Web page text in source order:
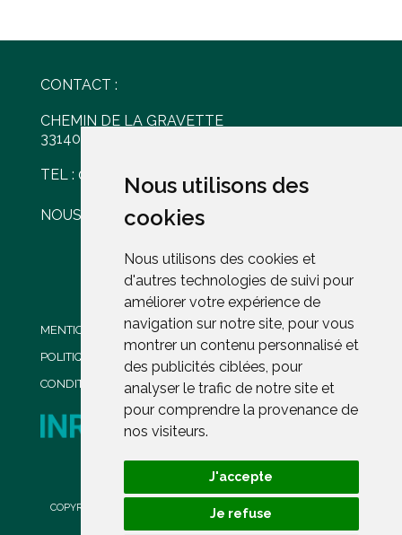
Nous utilisons des
cookies
Nous utilisons des cookies et
d'autres technologies de suivi pour
améliorer votre expérience de
navigation sur notre site, pour vous
montrer un contenu personnalisé et
des publicités ciblées, pour
analyser le trafic de notre site et
pour comprendre la provenance de
nos visiteurs.
J'accepte
Je refuse
Nous utilisons des
cookies
Nous utilisons des cookies et
d'autres technologies de suivi pour
améliorer votre expérience de
navigation sur notre site, pour vous
montrer un contenu personnalisé et
des publicités ciblées, pour
analyser le trafic de notre site et
pour comprendre la provenance de
nos visiteurs.
J'accepte
Je refuse
CONTACT :
CHEMIN DE LA GRAVETTE
33140 VILLENAVE D'ORNON
TEL : 05 56 30 77 61
NOUS ÉCRIRE
MENTIONS LÉGALES
POLITIQUE DE CONFIDENTIALITÉ
CONDITIONS GENERALES DE VENTE
PROPRIÉTÉ DE L'INRAE
COPYRIGHT ©2023 CHÂTEAU COUHINS . L'ABUS D'ALCOOL EST